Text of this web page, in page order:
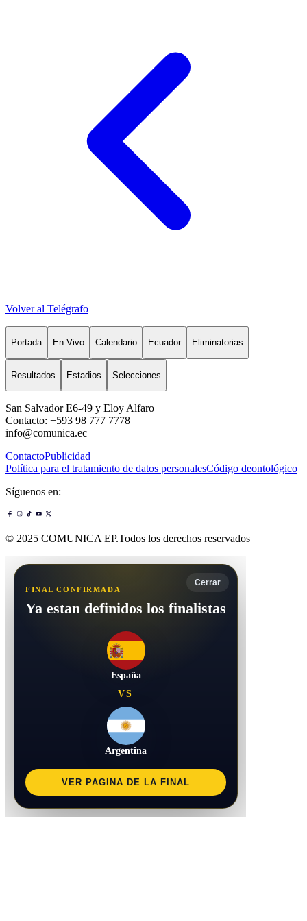
Volver al Telégrafo
Portada En Vivo Calendario Ecuador Eliminatorias
Resultados Estadios Selecciones
San Salvador E6-49 y Eloy Alfaro
Contacto: +593 98 777 7778
info@comunica.ec
ContactoPublicidad
Política para el tratamiento de datos personalesCódigo deontológico
Síguenos en:
© 2025 COMUNICA EP.Todos los derechos reservados
Cerrar
FINAL CONFIRMADA
Ya estan definidos los finalistas
España
VS
Argentina
VER PAGINA DE LA FINAL